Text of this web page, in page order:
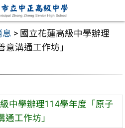
息 > 國立花蓮高級中學辦理
意溝通工作坊」
中學辦理114學年度「原子
通工作坊」